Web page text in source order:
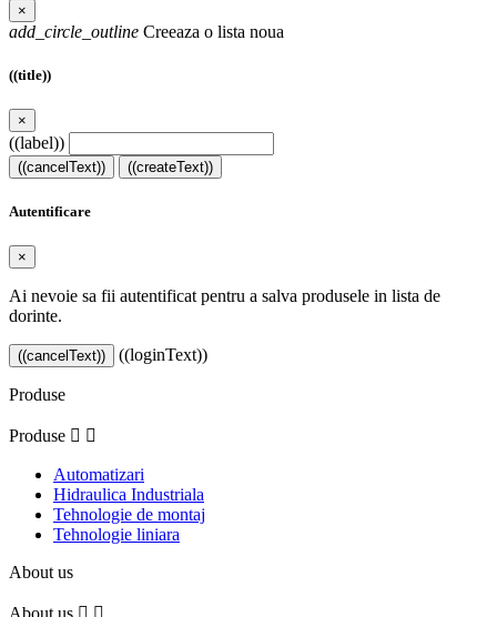
×
add_circle_outline Creeaza o lista noua
((title))
×
((label))
((cancelText)) ((createText))
Autentificare
×
Ai nevoie sa fii autentificat pentru a salva produsele in lista de
dorinte.
((cancelText)) ((loginText))
Produse
Produse  
Automatizari
Hidraulica Industriala
Tehnologie de montaj
Tehnologie liniara
About us